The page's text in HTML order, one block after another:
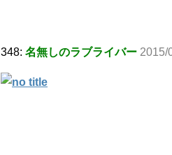
348: 名無しのラブライバー 2015/